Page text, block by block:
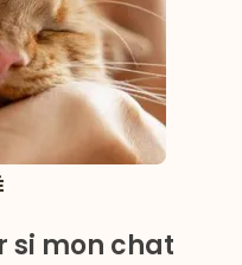
si mon chat